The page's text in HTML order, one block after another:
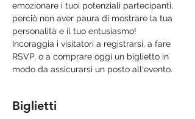
emozionare i tuoi potenziali partecipanti,
perciò non aver paura di mostrare la tua
personalità e il tuo entusiasmo!
Incoraggia i visitatori a registrarsi, a fare
RSVP, o a comprare oggi un biglietto in
modo da assicurarsi un posto all'evento.
Biglietti